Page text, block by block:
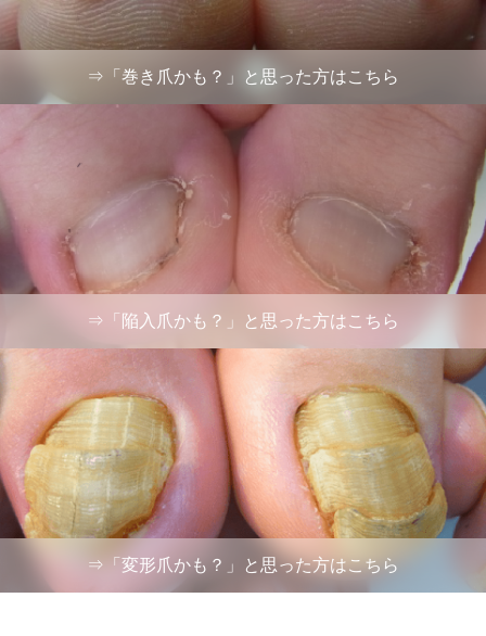
⇒「巻き爪かも？」と思った方はこちら
⇒「陥入爪かも？」と思った方はこちら
⇒「変形爪かも？」と思った方はこちら